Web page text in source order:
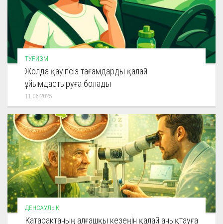
ТУРИЗМ
Жолда қауіпсіз тағамдарды қалай
ұйымдастыруға болады
11.06.2025
ДЕНСАУЛЫҚ
Катарактаның алғашқы кезеңін қалай анықтауға